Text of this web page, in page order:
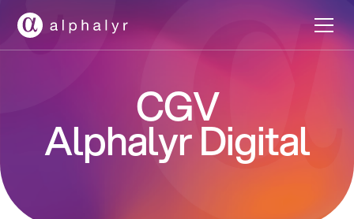
CGV
Alphalyr Digital